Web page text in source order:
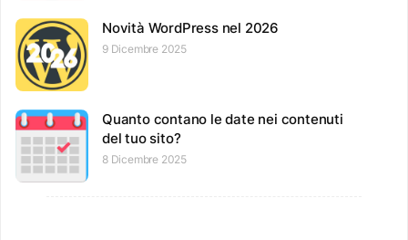
Novità WordPress nel 2026
9 Dicembre 2025
Quanto contano le date nei contenuti
del tuo sito?
8 Dicembre 2025